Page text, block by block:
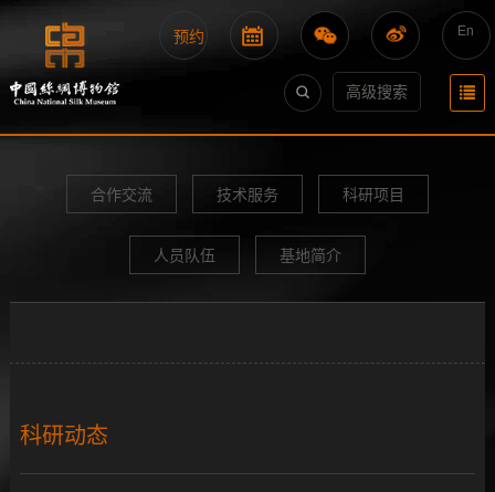
En
预约
高级搜索
合作交流 技术服务 科研项目
人员队伍 基地简介
科研动态